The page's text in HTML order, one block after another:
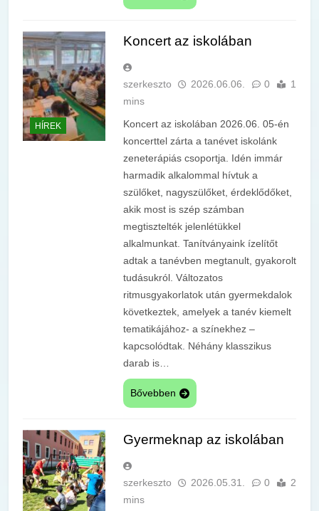
HÍREK
Koncert az iskolában
szerkeszto 2026.06.06. 0
1
mins
Koncert az iskolában 2026.06. 05-én
koncerttel zárta a tanévet iskolánk
zeneterápiás csoportja. Idén immár
harmadik alkalommal hívtuk a
szülőket, nagyszülőket, érdeklődőket,
akik most is szép számban
megtisztelték jelenlétükkel
alkalmunkat. Tanítványaink ízelítőt
adtak a tanévben megtanult, gyakorolt
tudásukról. Változatos
ritmusgyakorlatok után gyermekdalok
következtek, amelyek a tanév kiemelt
tematikájához- a színekhez –
kapcsolódtak. Néhány klasszikus
darab is…
Bővebben
Gyermeknap az iskolában
szerkeszto 2026.05.31. 0
2
mins